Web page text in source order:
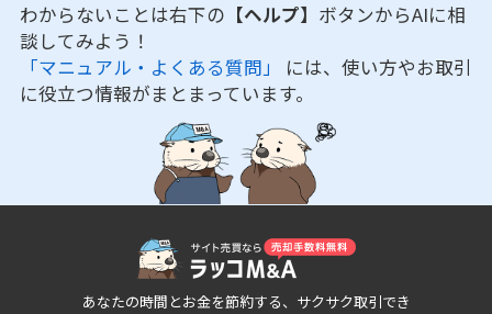
わからないことは右下の 【ヘルプ】 ボタンからAIに相
談してみよう！
「マニュアル・よくある質問」 には、使い方やお取引
に役立つ情報がまとまっています。
あなたの時間とお金を節約する、サクサク取引でき